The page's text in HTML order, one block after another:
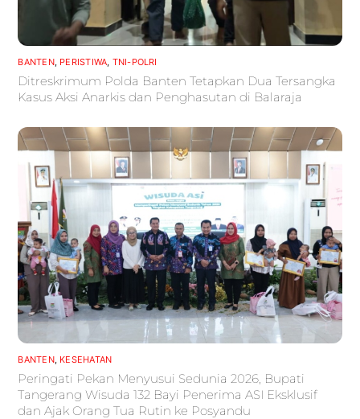
BANTEN, PERISTIWA TNI-POLRI
Ditreskrimum Polda Banten Tetapkan Dua Tersangka
Kasus Aksi Anarkis dan Penghasutan di Balaraja
BANTEN, KESEHATAN
Peringati Pekan Menyusui Sedunia 2026, Bupati
Tangerang Wisuda 132 Bayi Penerima ASI Eksklusif
dan Ajak Orang Tua Rutin ke Posyandu